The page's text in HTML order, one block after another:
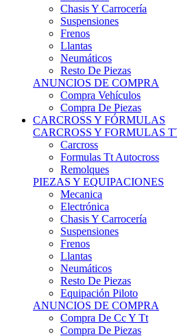
Suspensiones
Frenos
Llantas
Neumáticos
Resto De Piezas
ANUNCIOS DE COMPRA
Compra Vehículos
Compra De Piezas
CARCROSS Y FÓRMULAS
CARCROSS Y FORMULAS TT
Carcross
Formulas Tt Autocross
Remolques
PIEZAS Y EQUIPACIONES
Mecanica
Electrónica
Chasis Y Carrocería
Suspensiones
Frenos
Llantas
Neumáticos
Resto De Piezas
Equipación Piloto
ANUNCIOS DE COMPRA
Compra De Cc Y Tt
Compra De Piezas
4X4 Y OFFROAD